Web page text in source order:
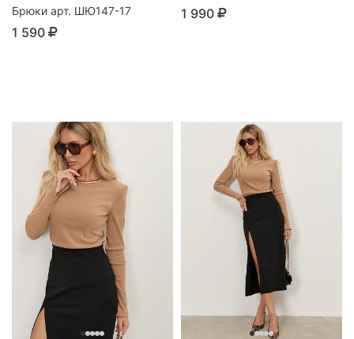
Брюки арт. ШЮ147-17
1 590
1 990